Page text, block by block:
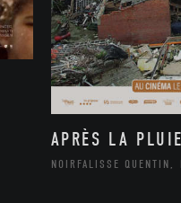
APRÈS LA PLUIE
NOIRFALISSE QUENTIN,